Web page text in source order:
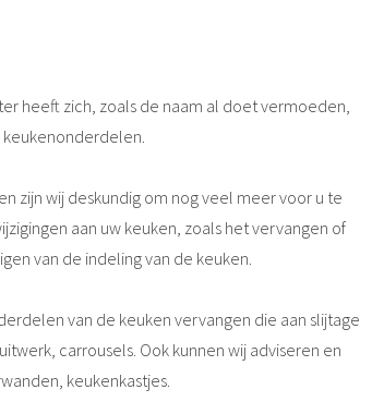
heeft zich, zoals de naam al doet vermoeden,
zijn wij deskundig om nog veel meer voor u te
aan uw keuken, zoals het vervangen of
van de indeling van de keuken.
van de keuken vervangen die aan slijtage
carrousels. Ook kunnen wij adviseren en
keukenkastjes.